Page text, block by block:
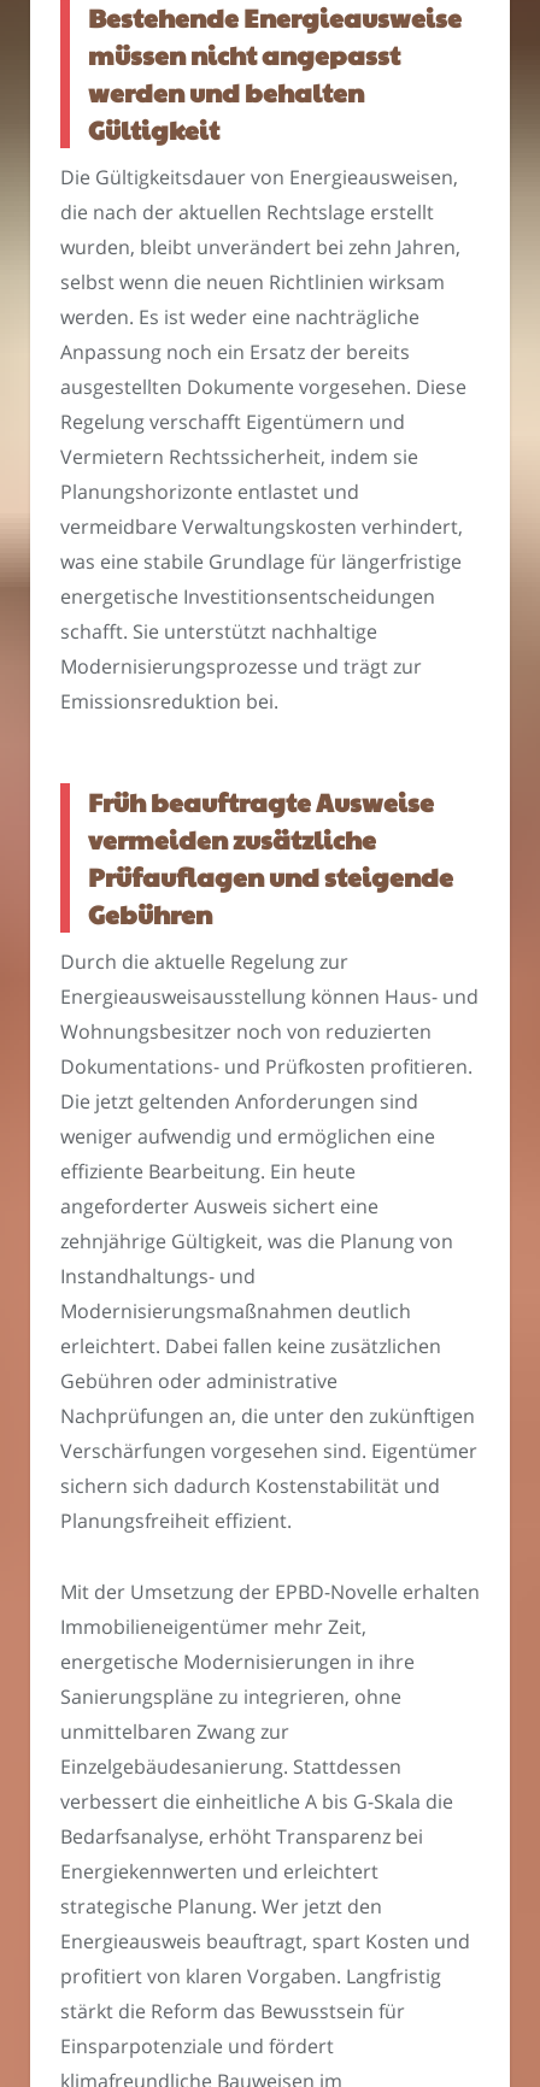
Bestehende Energieausweise
müssen nicht angepasst
werden und behalten
Gültigkeit
Die Gültigkeitsdauer von Energieausweisen,
die nach der aktuellen Rechtslage erstellt
wurden, bleibt unverändert bei zehn Jahren,
selbst wenn die neuen Richtlinien wirksam
werden. Es ist weder eine nachträgliche
Anpassung noch ein Ersatz der bereits
ausgestellten Dokumente vorgesehen. Diese
Regelung verschafft Eigentümern und
Vermietern Rechtssicherheit, indem sie
Planungshorizonte entlastet und
vermeidbare Verwaltungskosten verhindert,
was eine stabile Grundlage für längerfristige
energetische Investitionsentscheidungen
schafft. Sie unterstützt nachhaltige
Modernisierungsprozesse und trägt zur
Emissionsreduktion bei.
Früh beauftragte Ausweise
vermeiden zusätzliche
Prüfauflagen und steigende
Gebühren
Durch die aktuelle Regelung zur
Energieausweisausstellung können Haus- und
Wohnungsbesitzer noch von reduzierten
Dokumentations- und Prüfkosten profitieren.
Die jetzt geltenden Anforderungen sind
weniger aufwendig und ermöglichen eine
effiziente Bearbeitung. Ein heute
angeforderter Ausweis sichert eine
zehnjährige Gültigkeit, was die Planung von
Instandhaltungs- und
Modernisierungsmaßnahmen deutlich
erleichtert. Dabei fallen keine zusätzlichen
Gebühren oder administrative
Nachprüfungen an, die unter den zukünftigen
Verschärfungen vorgesehen sind. Eigentümer
sichern sich dadurch Kostenstabilität und
Planungsfreiheit effizient.
Mit der Umsetzung der EPBD-Novelle erhalten
Immobilieneigentümer mehr Zeit,
energetische Modernisierungen in ihre
Sanierungspläne zu integrieren, ohne
unmittelbaren Zwang zur
Einzelgebäudesanierung. Stattdessen
verbessert die einheitliche A bis G-Skala die
Bedarfsanalyse, erhöht Transparenz bei
Energiekennwerten und erleichtert
strategische Planung. Wer jetzt den
Energieausweis beauftragt, spart Kosten und
profitiert von klaren Vorgaben. Langfristig
stärkt die Reform das Bewusstsein für
Einsparpotenziale und fördert
klimafreundliche Bauweisen im